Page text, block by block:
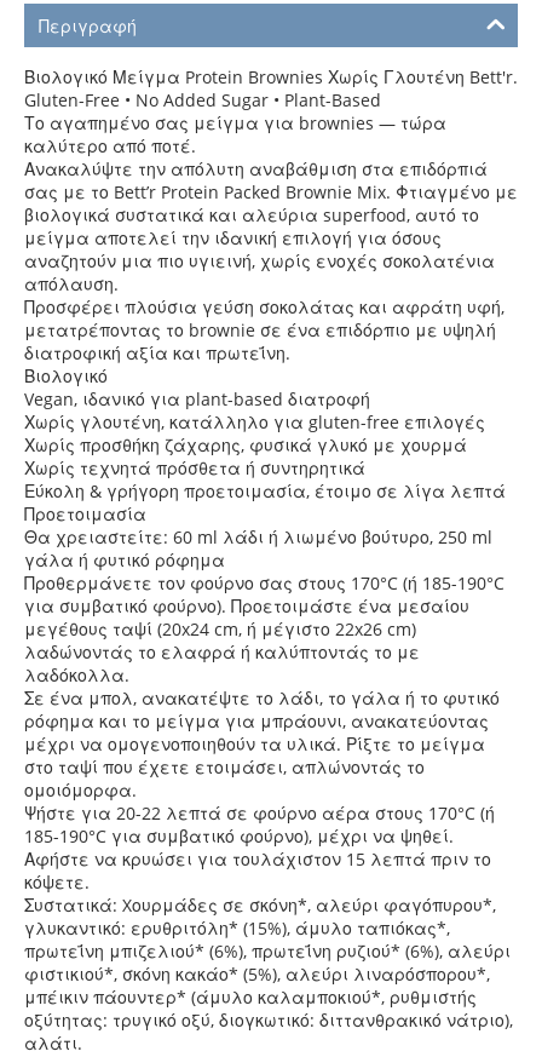
Περιγραφή
Βιολογικό Μείγμα Protein Brownies Χωρίς Γλουτένη Bett'r.
Gluten-Free • No Added Sugar • Plant-Based
Το αγαπημένο σας μείγμα για brownies — τώρα
καλύτερο από ποτέ.
Ανακαλύψτε την απόλυτη αναβάθμιση στα επιδόρπιά
σας με το Bett’r Protein Packed Brownie Mix. Φτιαγμένο με
βιολογικά συστατικά και αλεύρια superfood, αυτό το
μείγμα αποτελεί την ιδανική επιλογή για όσους
αναζητούν μια πιο υγιεινή, χωρίς ενοχές σοκολατένια
απόλαυση.
Προσφέρει πλούσια γεύση σοκολάτας και αφράτη υφή,
μετατρέποντας το brownie σε ένα επιδόρπιο με υψηλή
διατροφική αξία και πρωτεΐνη.
Βιολογικό
Vegan, ιδανικό για plant-based διατροφή
Χωρίς γλουτένη, κατάλληλο για gluten-free επιλογές
Χωρίς προσθήκη ζάχαρης, φυσικά γλυκό με χουρμά
Χωρίς τεχνητά πρόσθετα ή συντηρητικά
Εύκολη & γρήγορη προετοιμασία, έτοιμο σε λίγα λεπτά
Προετοιμασία
Θα χρειαστείτε: 60 ml λάδι ή λιωμένο βούτυρο, 250 ml
γάλα ή φυτικό ρόφημα
Προθερμάνετε τον φούρνο σας στους 170°C (ή 185-190°C
για συμβατικό φούρνο). Προετοιμάστε ένα μεσαίου
μεγέθους ταψί (20x24 cm, ή μέγιστο 22x26 cm)
λαδώνοντάς το ελαφρά ή καλύπτοντάς το με
λαδόκολλα.
Σε ένα μπολ, ανακατέψτε το λάδι, το γάλα ή το φυτικό
ρόφημα και το μείγμα για μπράουνι, ανακατεύοντας
μέχρι να ομογενοποιηθούν τα υλικά. Ρίξτε το μείγμα
στο ταψί που έχετε ετοιμάσει, απλώνοντάς το
ομοιόμορφα.
Ψήστε για 20-22 λεπτά σε φούρνο αέρα στους 170°C (ή
185-190°C για συμβατικό φούρνο), μέχρι να ψηθεί.
Αφήστε να κρυώσει για τουλάχιστον 15 λεπτά πριν το
κόψετε.
Συστατικά: Xουρμάδες σε σκόνη*, αλεύρι φαγόπυρου*,
γλυκαντικό: ερυθριτόλη* (15%), άμυλο ταπιόκας*,
πρωτεΐνη μπιζελιού* (6%), πρωτεΐνη ρυζιού* (6%), αλεύρι
φιστικιού*, σκόνη κακάο* (5%), αλεύρι λιναρόσπορου*,
μπέικιν πάουντερ* (άμυλο καλαμποκιού*, ρυθμιστής
οξύτητας: τρυγικό οξύ, διογκωτικό: διττανθρακικό νάτριο),
αλάτι.